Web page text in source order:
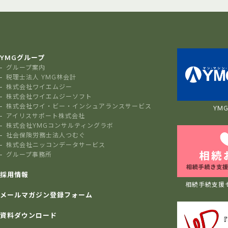
YMGグループ
グループ案内
税理士法人 YMG林会計
株式会社ワイエムジー
株式会社ワイエムジーソフト
株式会社ワイ・ビー・インシュアランスサービス
アイリスサポート株式会社
株式会社YMGコンサルティングラボ
社会保険労務士法人つむぐ
株式会社ニッコンデータサービス
グループ事務所
採用情報
メールマガジン登録フォーム
資料ダウンロード
相続手続支援